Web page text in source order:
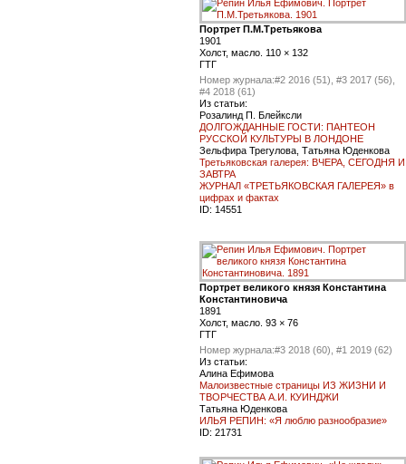
Портрет П.М.Третьякова
1901
Холст, масло. 110 × 132
ГТГ
Номер журнала:#2 2016 (51), #3 2017 (56),
#4 2018 (61)
Из статьи:
Розалинд П. Блейксли
ДОЛГОЖДАННЫЕ ГОСТИ: ПАНТЕОН
РУССКОЙ КУЛЬТУРЫ В ЛОНДОНЕ
Зельфира Трегулова, Татьяна Юденкова
Третьяковская галерея: ВЧЕРА, СЕГОДНЯ И
ЗАВТРА
ЖУРНАЛ «ТРЕТЬЯКОВСКАЯ ГАЛЕРЕЯ» в
цифрах и фактах
ID: 14551
Портрет великого князя Константина
Константиновича
1891
Холст, масло. 93 × 76
ГТГ
Номер журнала:#3 2018 (60), #1 2019 (62)
Из статьи:
Алина Ефимова
Малоизвестные страницы ИЗ ЖИЗНИ И
ТВОРЧЕСТВА А.И. КУИНДЖИ
Татьяна Юденкова
ИЛЬЯ РЕПИН: «Я люблю разнообразие»
ID: 21731